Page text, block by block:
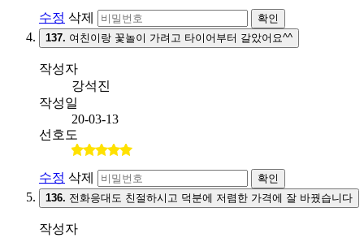
수정 삭제
확인
137. 여친이랑 꽃놀이 가려고 타이어부터 갈았어요^^
작성자
강석진
작성일
20-03-13
선호도
수정 삭제
확인
136. 전화응대도 친절하시고 덕분에 저렴한 가격에 잘 바꿨습니다
작성자